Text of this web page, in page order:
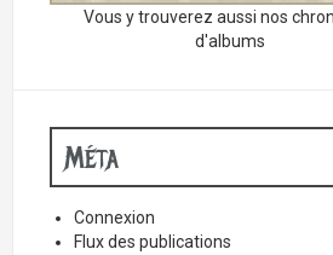
Vous y trouverez aussi nos
d'albums
Méta
Connexion
Flux des publications